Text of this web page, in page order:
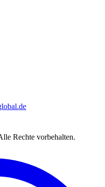
Rechte vorbehalten.